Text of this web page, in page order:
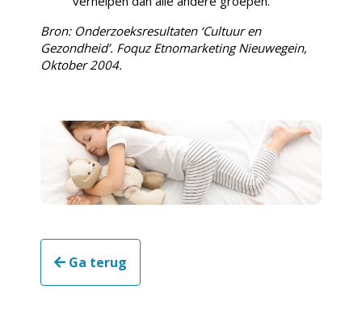
Bron: Onderzoeksresultaten ‘Cultuur en
Gezondheid’. Foquz Etnomarketing Nieuwegein,
Oktober 2004.
Ga terug